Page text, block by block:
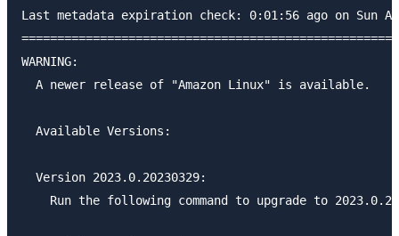
Last metadata expiration check: 0:01:56 ago on Sun
WARNING:
  A newer release of "Amazon Linux" is available.
  Available Versions:
  Version 2023.0.20230329:
Run the following command to upgrade to